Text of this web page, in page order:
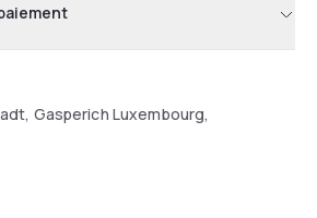
Gasperich Luxembourg,